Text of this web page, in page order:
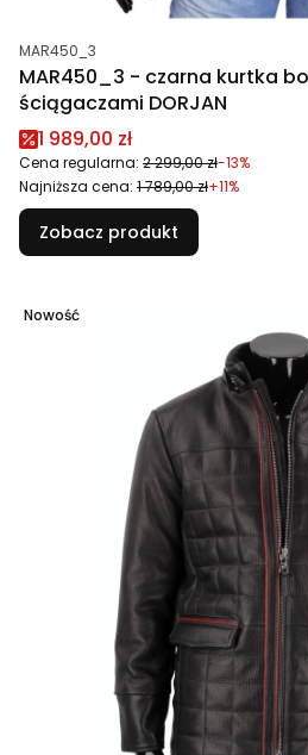
Kod produktu
MAR450_3
MAR450_3 - czarna kurtka
ściągaczami DORJAN
Cena promocyjna
1 989,00 zł
Cena regularna: 2 299,00 zł-13%
Najniższa cena: 1 789,00 zł+11%
Zobacz produkt
Nowość